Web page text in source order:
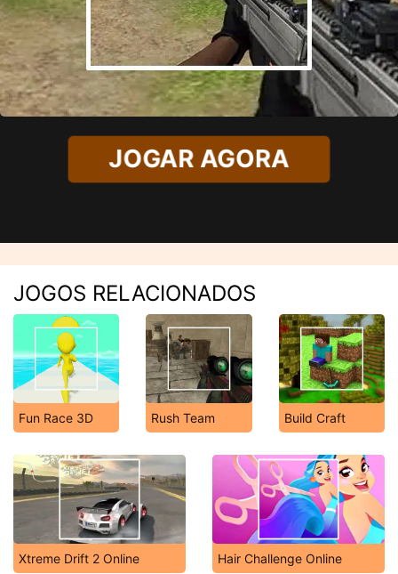
JOGAR AGORA
JOGOS RELACIONADOS
Fun Race 3D Rush Team Build Craft
Xtreme Drift 2 Online Hair Challenge Online